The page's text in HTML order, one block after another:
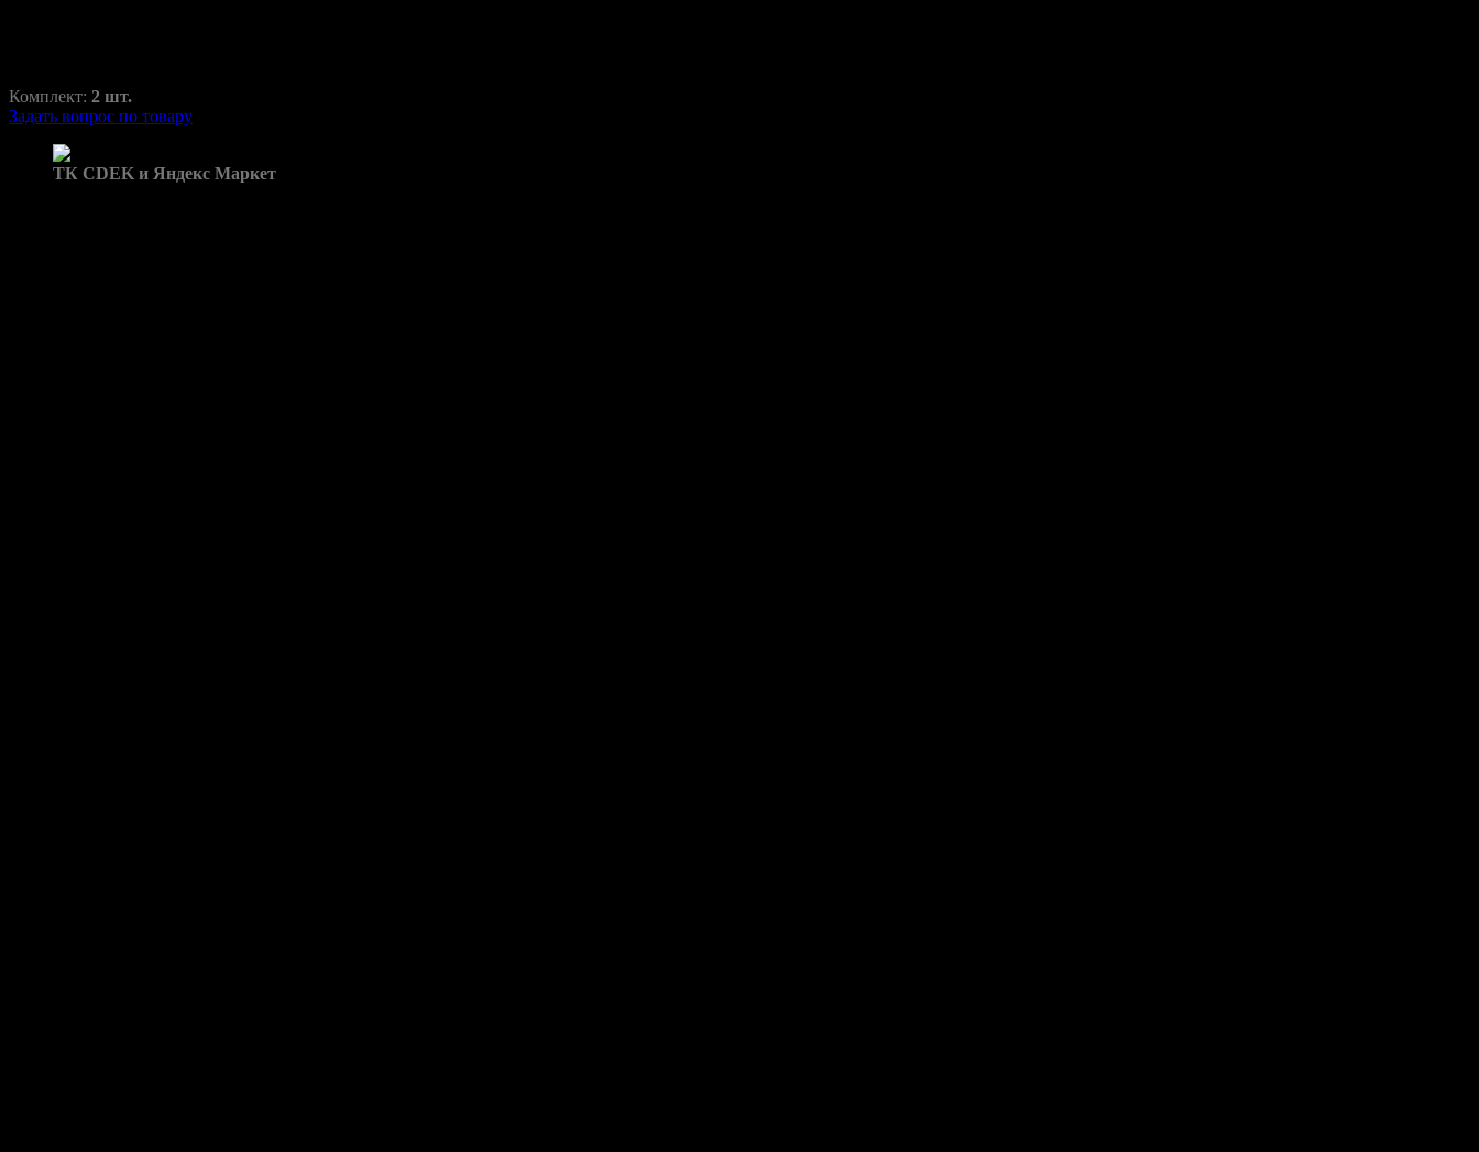
Комплект: 2 шт.
Задать вопрос по товару
ТК CDEK и Яндекс Маркет